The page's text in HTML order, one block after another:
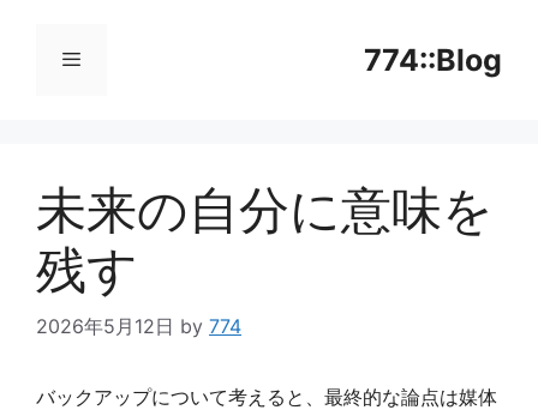
774::Blog
ニ
ュ
未来の自分に意味を
残す
2026年5月12日 by 774
バックアップについて考えると、最終的な論点は媒体